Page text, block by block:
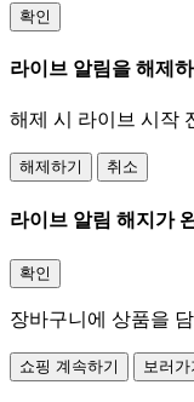
확인
라이브 알림을 해제
해제 시 라이브 시작
해제하기 취소
라이브 알림 해지가
확인
장바구니에 상품을
쇼핑 계속하기 보러가